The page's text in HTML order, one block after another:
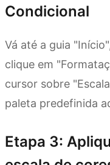
Condicional
Vá até a guia
clique em
cursor sobre
paleta predefinida
Etapa 3: